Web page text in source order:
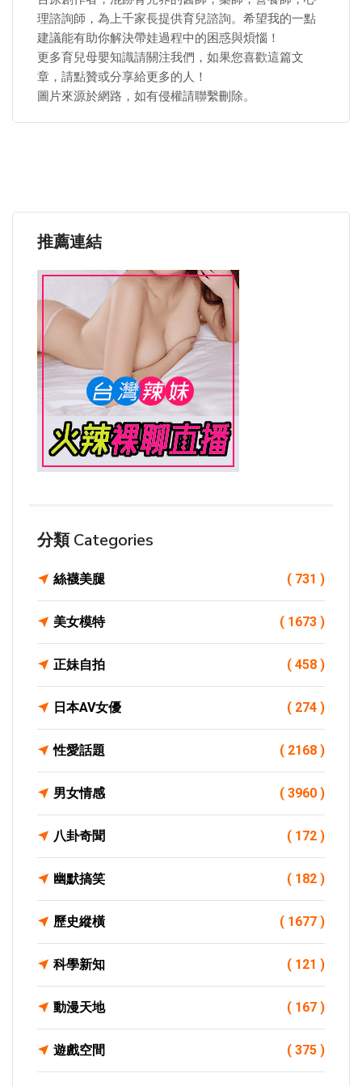
理諮詢師，為上千家長提供育兒諮詢。希望我的一點
建議能有助你解決帶娃過程中的困惑與煩惱！
更多育兒母嬰知識請關注我們，如果您喜歡這篇文
章，請點贊或分享給更多的人！
圖片來源於網路，如有侵權請聯繫刪除。
推薦連結
分類 Categories
絲襪美腿 ( 731 )
美女模特 ( 1673 )
正妹自拍 ( 458 )
日本AV女優 ( 274 )
性愛話題 ( 2168 )
男女情感 ( 3960 )
八卦奇聞 ( 172 )
幽默搞笑 ( 182 )
歷史縱橫 ( 1677 )
科學新知 ( 121 )
動漫天地 ( 167 )
遊戲空間 ( 375 )